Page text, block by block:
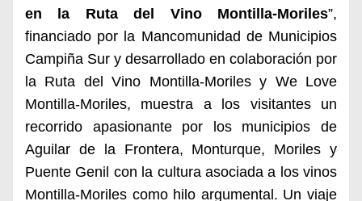
en la Ruta del Vino Montilla-Moriles”,
financiado por la Mancomunidad de Municipios
Campiña Sur y desarrollado en colaboración por
la Ruta del Vino Montilla-Moriles y We Love
Montilla-Moriles, muestra a los visitantes un
recorrido apasionante por los municipios de
Aguilar de la Frontera, Monturque, Moriles y
Puente Genil con la cultura asociada a los vinos
Montilla-Moriles como hilo argumental. Un viaje